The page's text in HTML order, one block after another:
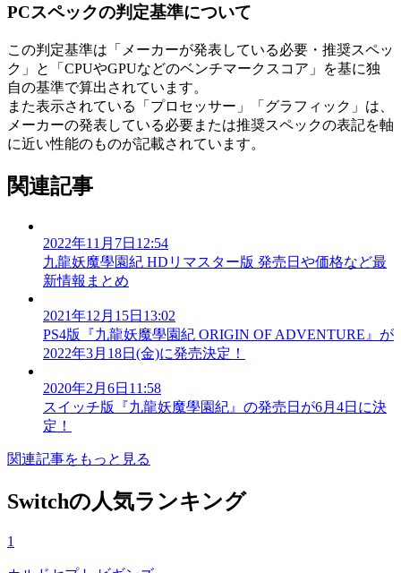
PCスペックの判定基準について
この判定基準は「メーカーが発表している必要・推奨スペッ
ク」と「CPUやGPUなどのベンチマークスコア」を基に独
自の基準で算出されています。
また表示されている「プロセッサー」「グラフィック」は、
メーカーの発表している必要または推奨スペックの表記を軸
に近い性能のものが記載されています。
関連記事
2022年11月7日12:54
九龍妖魔學園紀 HDリマスター版 発売日や価格など最
新情報まとめ
2021年12月15日13:02
PS4版『九龍妖魔學園紀 ORIGIN OF ADVENTURE』が
2022年3月18日(金)に発売決定！
2020年2月6日11:58
スイッチ版『九龍妖魔學園紀』の発売日が6月4日に決
定！
関連記事をもっと見る
Switchの人気ランキング
1